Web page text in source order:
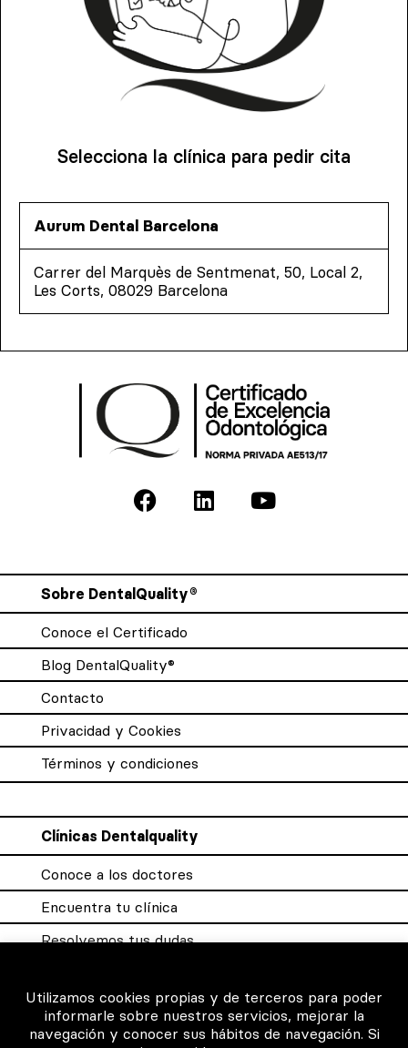
Selecciona la clínica para pedir cita
Aurum Dental Barcelona
Carrer del Marquès de Sentmenat, 50, Local 2,
Les Corts, 08029 Barcelona
Sobre DentalQuality®
Conoce el Certificado
Blog DentalQuality®
Contacto
Privacidad y Cookies
Términos y condiciones
Clínicas Dentalquality
Conoce a los doctores
Encuentra tu clínica
Resolvemos tus dudas
Utilizamos cookies propias y de terceros para poder
informarle sobre nuestros servicios, mejorar la
navegación y conocer sus hábitos de navegación. Si